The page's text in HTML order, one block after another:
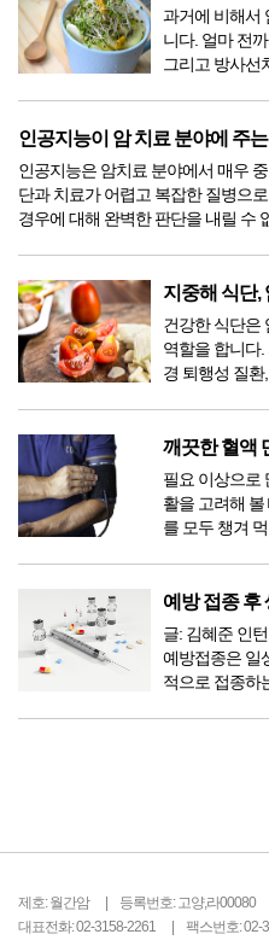
과거에 비해서
니다. 얼마 전
그리고 방사선
료기가 들어오
더 추가되었습
는 일본이나 독
인공지능이 암 치료 분야에 주
인공지능은 암치료 분야에서 매우
단과 치료가 어렵고 복잡한 질병으
경우에 대해 완벽한 판단을 내릴 수
건강한 식단은
역할을 합니다
경 퇴행성 질환
되는 메커니즘
사 증후군 및
식단은...
필요 이상으로
활을 고려해
를 모두 챙겨
점심, 저녁을
다가 밤늦은
식욕이 없는...
예방 접종 후
글: 김혜준 인턴기자 코로나 시대
예방접종은 일
적으로 접종하
이어지고 심지
제호: 월간암 등록번호: 고양,라00080
대표전화: 02-3158-2261
팩스번호: 02-